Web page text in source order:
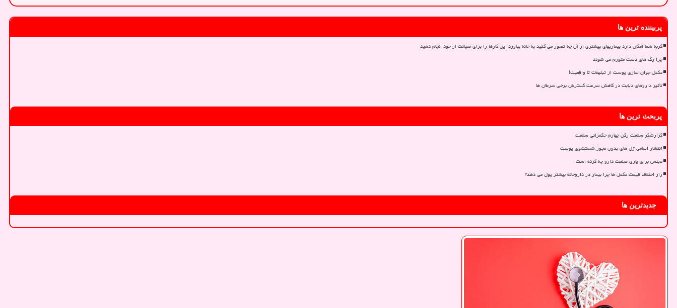
پربیننده ترین ها
گربه شما امکان دارد بیماریهای بیشتری از آن چه تصور می کنید به خانه بیاورد این کارها را برای صیانت از خود انجام دهید
چرا رگ های دست متورم می شوند
مکمل جوان سازی پوست از تبلیغات تا واقعیت!
تأثیر داروهای دیابت در کاهش سرعت گسترش برخی سرطان ها
پربحث ترین ها
گزارشگر سلامت رکن چهارم حکمرانی سلامت
انتشار اسامی ژل های بدون مجوز شستشوی پوست
مجلس برای یاری صنعت دارو چه کرده است
راز اختلاف قیمت مکمل ها چرا بیمار در داروخانه بیشتر پول می دهد؟
جدیدترین ها